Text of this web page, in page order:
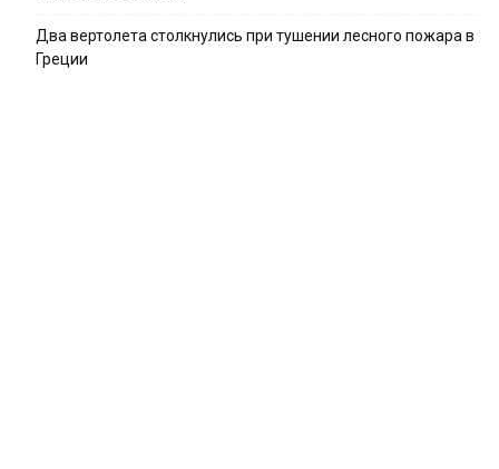
Два вертолета столкнулись при тушении лесного пожара в
Греции